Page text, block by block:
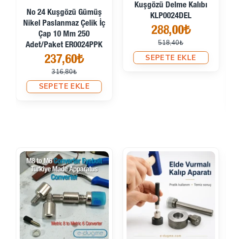
No 24 Kuşgözü Gümüş
Nikel Paslanmaz Çelik İç
Çap 10 Mm 250
Adet/Paket ER0024PPK
237,60₺
316,80₺
SEPETE EKLE
Kuşgözü Delme Kalıbı
KLP0024DEL
288,00₺
518,40₺
SEPETE EKLE